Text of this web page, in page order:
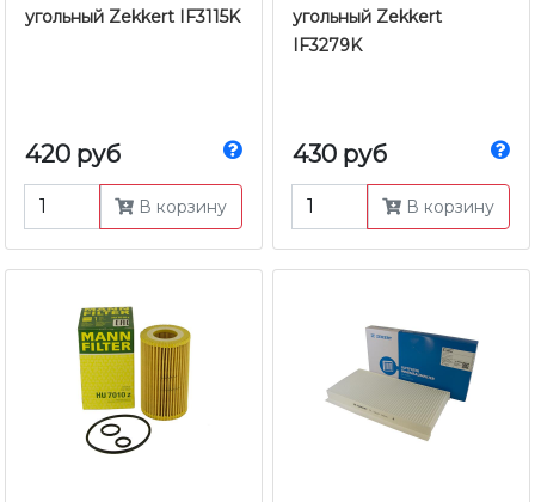
угольный Zekkert IF3115K
420 руб
В корзину
угольный Zekkert
IF3279K
430 руб
В корзину